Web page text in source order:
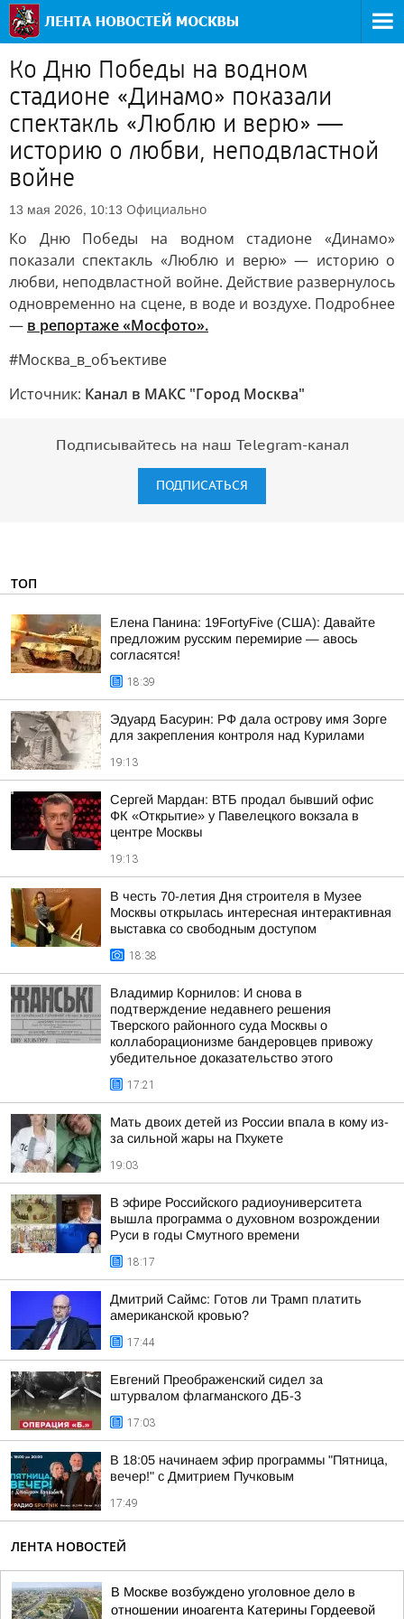
Ко Дню Победы на водном
стадионе «Динамо» показали
спектакль «Люблю и верю» —
историю о любви, неподвластной
войне
13 мая 2026, 10:13 Официально
Ко Дню Победы на водном стадионе «Динамо»
показали спектакль «Люблю и верю» — историю о
любви, неподвластной войне. Действие развернулось
одновременно на сцене, в воде и воздухе. Подробнее
— в репортаже «Мосфото».
#Москва_в_объективе
Источник: Канал в МАКС "Город Москва"
Подписывайтесь на наш Telegram-канал
ПОДПИСАТЬСЯ
ТОП
Елена Панина: 19FortyFive (США): Давайте
предложим русским перемирие — авось
согласятся!
18:39
Эдуард Басурин: РФ дала острову имя Зорге
для закрепления контроля над Курилами
19:13
Сергей Мардан: ВТБ продал бывший офис
ФК «Открытие» у Павелецкого вокзала в
центре Москвы
19:13
В честь 70-летия Дня строителя в Музее
Москвы открылась интересная интерактивная
выставка со свободным доступом
18:38
Владимир Корнилов: И снова в
подтверждение недавнего решения
Тверского районного суда Москвы о
коллаборационизме бандеровцев привожу
убедительное доказательство этого
17:21
Мать двоих детей из России впала в кому из-
за сильной жары на Пхукете
19:03
В эфире Российского радиоуниверситета
вышла программа о духовном возрождении
Руси в годы Смутного времени
18:17
Дмитрий Саймс: Готов ли Трамп платить
американской кровью?
17:44
Евгений Преображенский сидел за
штурвалом флагманского ДБ-3
17:03
В 18:05 начинаем эфир программы "Пятница,
вечер!" с Дмитрием Пучковым
17:49
ЛЕНТА НОВОСТЕЙ
В Москве возбуждено уголовное дело в
отношении иноагента Катерины Гордеевой